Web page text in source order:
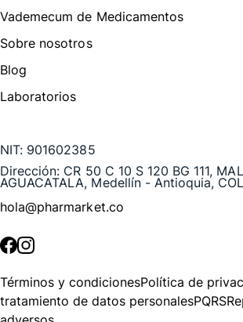
Vademecum de Medicamentos
Sobre nosotros
Blog
Laboratorios
NIT: 901602385
Dirección: CR 50 C 10 S 120 BG 111,
AGUACATALA, Medellín - Antioquia, COL
hola@pharmarket.co
Términos y condicionesPolítica de
tratamiento de datos personalesPQRS